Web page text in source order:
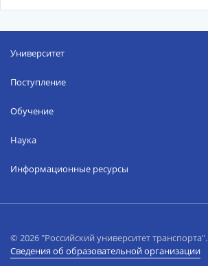
Университет
Поступление
Обучение
Наука
Информационные ресурсы
© 2026 "Российский университет транспорта".
Сведения об образовательной организации